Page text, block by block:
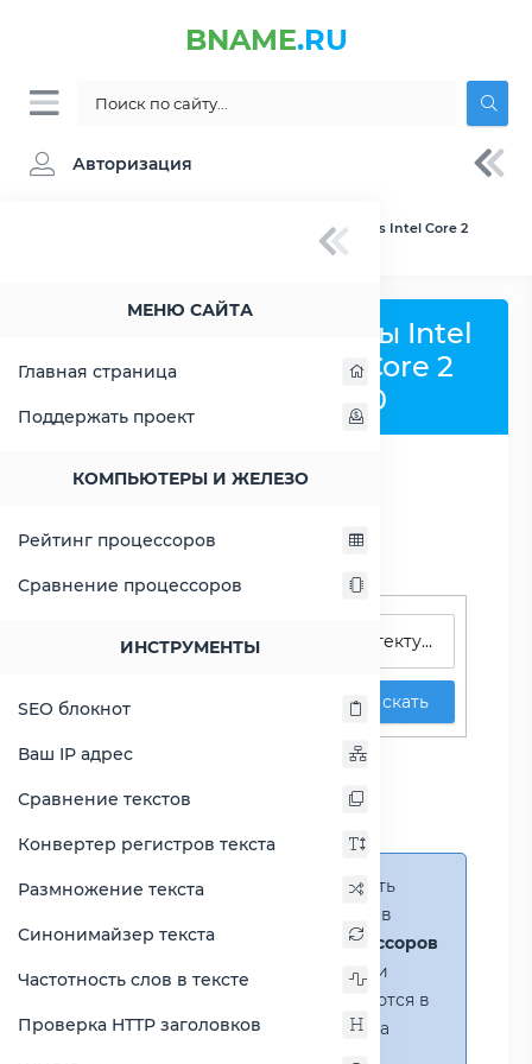
BNAME.RU
Авторизация
МЕНЮ САЙТА
Главная страница
Поддержать проект
КОМПЬЮТЕРЫ И ЖЕЛЕЗО
Рейтинг процессоров
Сравнение процессоров
ИНСТРУМЕНТЫ
SEO блокнот
Ваш IP адрес
Сравнение текстов
Конвертер регистров текста
Размножение текста
Синонимайзер текста
Частотность слов в тексте
Проверка HTTP заголовков
» Сравнение Intel Atom C3858 vs Intel Core 2
Сравнить процессоры Intel
Atom C3858 и Intel Core 2
Extreme QX6850
Поиск процессоров
Искать
Сравнение Atom C3858
против Core 2 Extreme
Справка:
Можно добавить
несколько процессоров в
сравнение
(до 14 процессоров
в таблице)
. В случае если
процессоры не помещаются в
таблицу, появится полоса